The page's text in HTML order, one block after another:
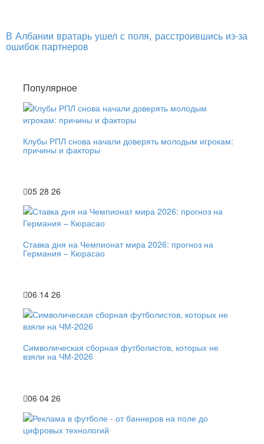
В Албании вратарь ушел с поля, расстроившись из-за
ошибок партнеров
Популярное
Клубы РПЛ снова начали доверять молодым игрокам:
причины и факторы
05 28 26
Ставка дня на Чемпионат мира 2026: прогноз на
Германия – Кюрасао
06 14 26
Символическая сборная футболистов, которых не
взяли на ЧМ-2026
06 04 26